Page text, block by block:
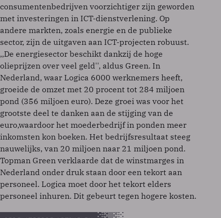
consumentenbedrijven voorzichtiger zijn geworden
met investeringen in ICT-dienstverlening. Op
andere markten, zoals energie en de publieke
sector, zijn de uitgaven aan ICT-projecten robuust.
,,De energiesector beschikt dankzij de hoge
olieprijzen over veel geld'', aldus Green. In
Nederland, waar Logica 6000 werknemers heeft,
groeide de omzet met 20 procent tot 284 miljoen
pond (356 miljoen euro). Deze groei was voor het
grootste deel te danken aan de stijging van de
euro,waardoor het moederbedrijf in ponden meer
inkomsten kon boeken. Het bedrijfsresultaat steeg
nauwelijks, van 20 miljoen naar 21 miljoen pond.
Topman Green verklaarde dat de winstmarges in
Nederland onder druk staan door een tekort aan
personeel. Logica moet door het tekort elders
personeel inhuren. Dit gebeurt tegen hogere kosten.